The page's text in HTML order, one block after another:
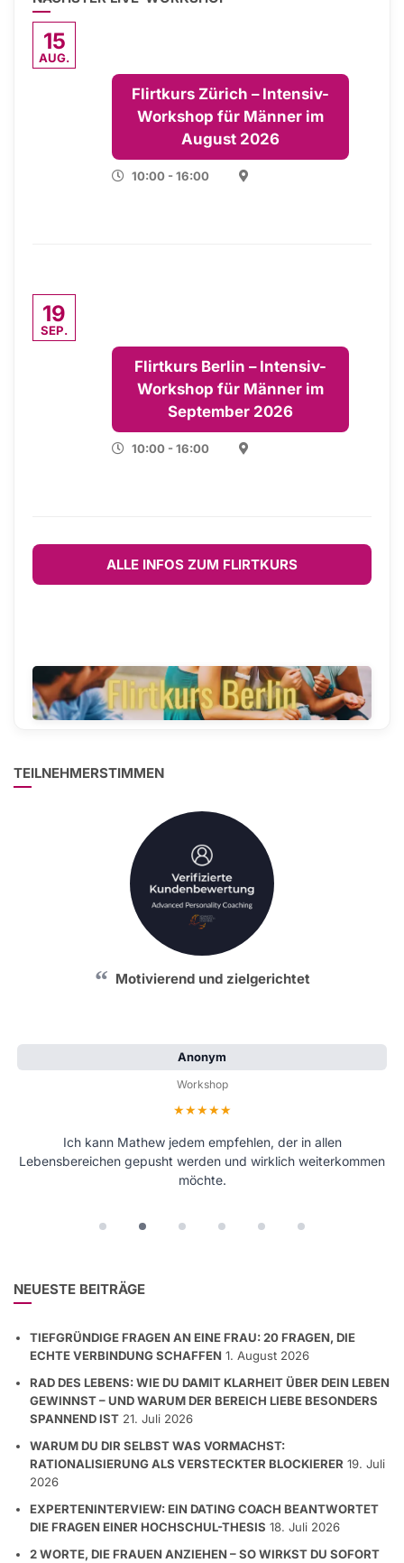
15
AUG.
Flirtkurs Zürich – Intensiv-
Workshop für Männer im
August 2026
10:00 - 16:00
19
SEP.
Flirtkurs Berlin – Intensiv-
Workshop für Männer im
September 2026
10:00 - 16:00
ALLE INFOS ZUM FLIRTKURS
TEILNEHMERSTIMMEN
Motivierend und zielgerichtet
Anonym
Workshop
Bewertung: 5 von 5 Sternen
Ich kann Mathew jedem empfehlen, der in allen
Lebensbereichen gepusht werden und wirklich weiterkommen
möchte.
NEUESTE BEITRÄGE
TIEFGRÜNDIGE FRAGEN AN EINE FRAU: 20 FRAGEN, DIE
ECHTE VERBINDUNG SCHAFFEN 1. August 2026
RAD DES LEBENS: WIE DU DAMIT KLARHEIT ÜBER DEIN LEBEN
GEWINNST – UND WARUM DER BEREICH LIEBE BESONDERS
SPANNEND IST 21. Juli 2026
WARUM DU DIR SELBST WAS VORMACHST:
RATIONALISIERUNG ALS VERSTECKTER BLOCKIERER 19. Juli
2026
EXPERTENINTERVIEW: EIN DATING COACH BEANTWORTET
DIE FRAGEN EINER HOCHSCHUL-THESIS 18. Juli 2026
2 WORTE, DIE FRAUEN ANZIEHEN – SO WIRKST DU SOFORT